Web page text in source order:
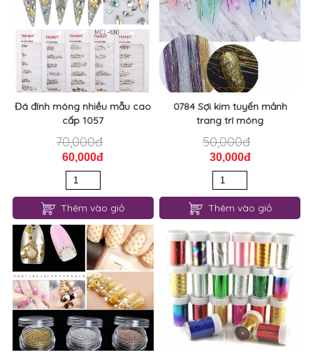
Đá đính móng nhiều mẫu cao
cấp 1057
70,000đ
60,000đ
Thêm vào giỏ
0784 Sợi kim tuyến mảnh
trang trí móng
50,000đ
30,000đ
Thêm vào giỏ